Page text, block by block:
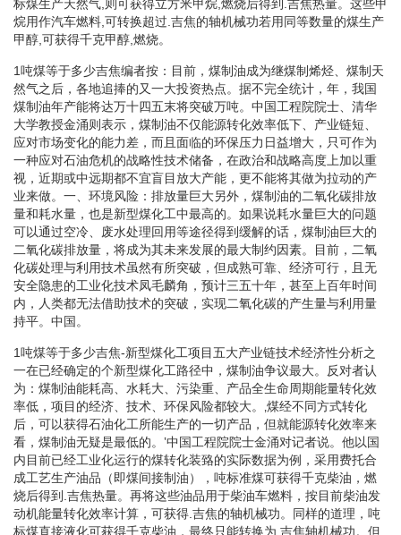
标煤生产天然气,则可获得立方米甲烷,燃烧后得到.吉焦热量。这些甲
烷用作汽车燃料,可转换超过.吉焦的轴机械功若用同等数量的煤生产
甲醇,可获得千克甲醇,燃烧。
1吨煤等于多少吉焦编者按：目前，煤制油成为继煤制烯烃、煤制天
然气之后，各地追捧的又一大投资热点。据不完全统计，年，我国
煤制油年产能将达万十四五末将突破万吨。中国工程院院士、清华
大学教授金涌则表示，煤制油不仅能源转化效率低下、产业链短、
应对市场变化的能力差，而且面临的环保压力日益增大，只可作为
一种应对石油危机的战略性技术储备，在政治和战略高度上加以重
视，近期或中远期都不宜盲目放大产能，更不能将其做为拉动的产
业来做。一、环境风险：排放量巨大另外，煤制油的二氧化碳排放
量和耗水量，也是新型煤化工中最高的。如果说耗水量巨大的问题
可以通过空冷、废水处理回用等途径得到缓解的话，煤制油巨大的
二氧化碳排放量，将成为其未来发展的最大制约因素。目前，二氧
化碳处理与利用技术虽然有所突破，但成熟可靠、经济可行，且无
安全隐患的工业化技术凤毛麟角，预计三五十年，甚至上百年时间
内，人类都无法借助技术的突破，实现二氧化碳的产生量与利用量
持平。中国。
1吨煤等于多少吉焦-新型煤化工项目五大产业链技术经济性分析之
一在已经确定的个新型煤化工路径中，煤制油争议最大。反对者认
为：煤制油能耗高、水耗大、污染重、产品全生命周期能量转化效
率低，项目的经济、技术、环保风险都较大。‚煤经不同方式转化
后，可以获得石油化工所能生产的一切产品，但就能源转化效率来
看，煤制油无疑是最低的。‛中国工程院院士金涌对记者说。他以国
内目前已经工业化运行的煤转化装臵的实际数据为例，采用费托合
成工艺生产油品（即煤间接制油），吨标准煤可获得千克柴油，燃
烧后得到.吉焦热量。再将这些油品用于柴油车燃料，按目前柴油发
动机能量转化效率计算，可获得.吉焦的轴机械功。同样的道理，吨
标煤直接液化可获得千克柴油，最终只能转换为.吉焦轴机械功。但